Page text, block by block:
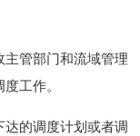
管部门和流域管理
工作。
的调度计划或者调